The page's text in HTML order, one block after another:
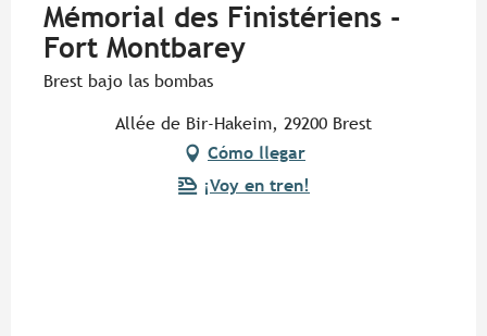
Mémorial des Finistériens -
Fort Montbarey
Brest bajo las bombas
Allée de Bir-Hakeim, 29200 Brest
Cómo llegar
¡Voy en tren!